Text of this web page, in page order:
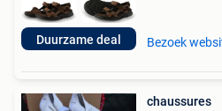
Duurzame deal Bezoek
chaussures